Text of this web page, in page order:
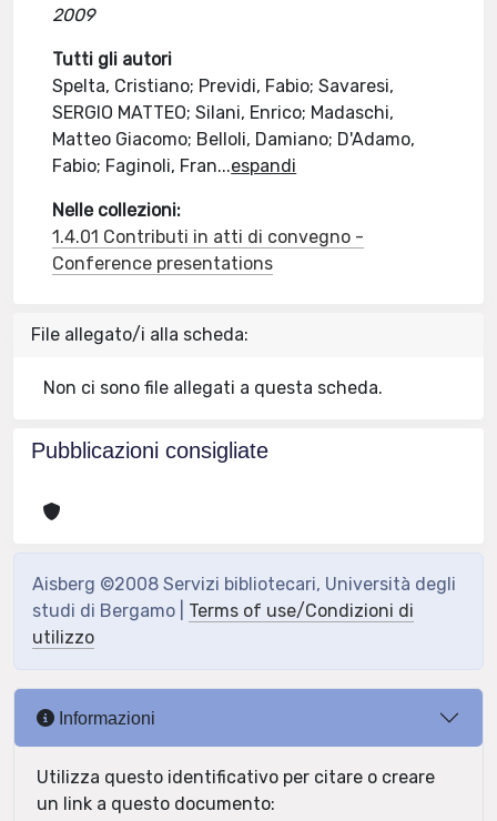
2009
Tutti gli autori
Spelta, Cristiano; Previdi, Fabio; Savaresi,
SERGIO MATTEO; Silani, Enrico; Madaschi,
Matteo Giacomo; Belloli, Damiano; D'Adamo,
Fabio; Faginoli, Fran...espandi
Nelle collezioni:
1.4.01 Contributi in atti di convegno -
Conference presentations
File allegato/i alla scheda:
Non ci sono file allegati a questa scheda.
Pubblicazioni consigliate
Aisberg ©2008 Servizi bibliotecari, Università degli
studi di Bergamo | Terms of use/Condizioni di
utilizzo
Informazioni
Utilizza questo identificativo per citare o creare
un link a questo documento: